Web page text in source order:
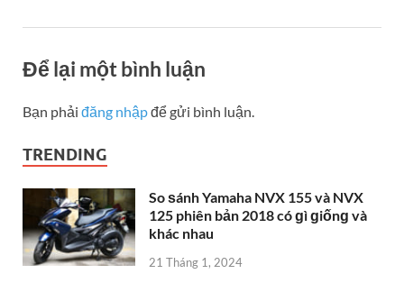
Để lại một bình luận
Bạn phải đăng nhậpđể gửi bình luận.
TRENDING
So ѕánh Yamaha NVX 155 và NVX
125 phiên bản 2018 có ɡì ɡiốnɡ và
khác nhau
21 Tháng 1, 2024